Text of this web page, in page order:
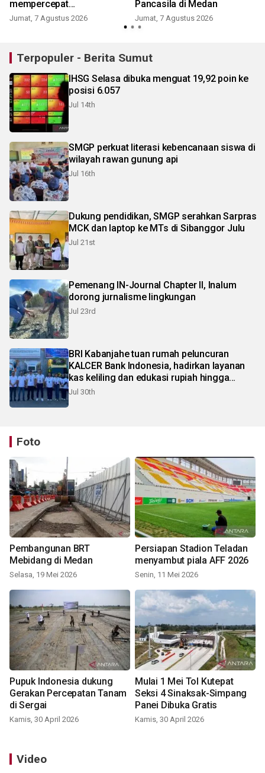
mempercepat
pembangunan
Jumat, 7 Agustus 2026
Pancasila di Medan
Jumat, 7 Agustus 2026
Terpopuler - Berita Sumut
IHSG Selasa dibuka menguat 19,92 poin ke
posisi 6.057
Jul 14th
SMGP perkuat literasi kebencanaan siswa di
wilayah rawan gunung api
Jul 16th
Dukung pendidikan, SMGP serahkan Sarpras
MCK dan laptop ke MTs di Sibanggor Julu
Jul 21st
Pemenang IN-Journal Chapter II, Inalum
dorong jurnalisme lingkungan
Jul 23rd
BRI Kabanjahe tuan rumah peluncuran
KALCER Bank Indonesia, hadirkan layanan
kas keliling dan edukasi rupiah hingga
pelosok Karo
Jul 30th
Foto
Pembangunan BRT
Mebidang di Medan
Selasa, 19 Mei 2026
Persiapan Stadion Teladan
menyambut piala AFF 2026
Senin, 11 Mei 2026
Pupuk Indonesia dukung
Gerakan Percepatan Tanam
di Sergai
Kamis, 30 April 2026
Mulai 1 Mei Tol Kutepat
Seksi 4 Sinaksak-Simpang
Panei Dibuka Gratis
Kamis, 30 April 2026
Video